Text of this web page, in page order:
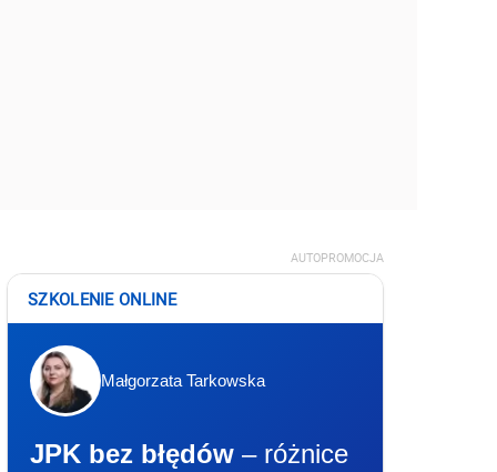
AUTOPROMOCJA
SZKOLENIE ONLINE
Małgorzata Tarkowska
JPK bez błędów – różnice